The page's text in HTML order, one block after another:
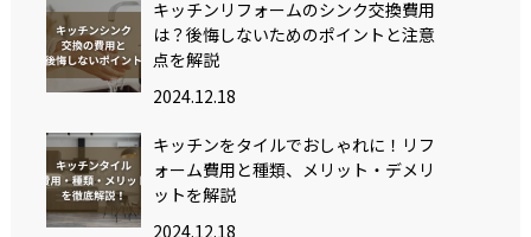
キッチンリフォームのシンク交換費用
は？後悔しないためのポイントと注意
点を解説
2024.12.18
キッチンをタイルでおしゃれに！リフ
ォーム費用と種類、メリット・デメリ
ットを解説
2024.12.18